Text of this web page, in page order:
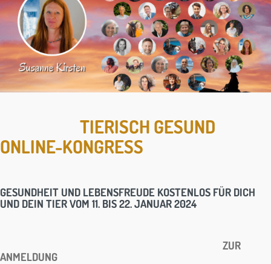
TIERISCH GESUND
ONLINE-KONGRESS
GESUNDHEIT UND LEBENSFREUDE KOSTENLOS FÜR DICH
UND DEIN TIER VOM 11. BIS 22. JANUAR 2024
ZUR
ANMELDUNG